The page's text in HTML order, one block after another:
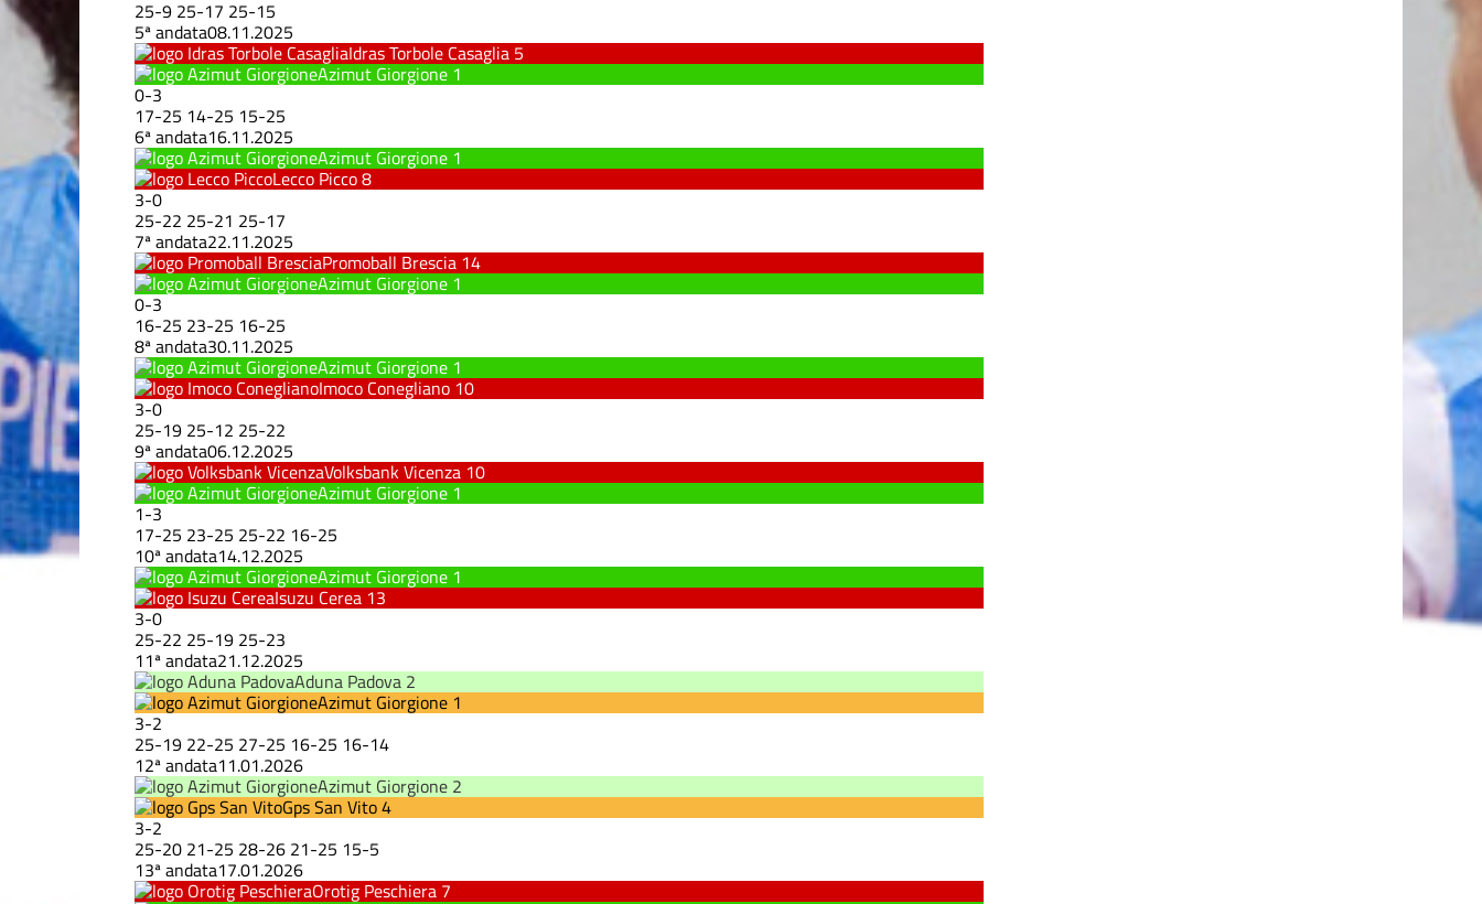
25-9 25-17 25-15
5ª andata08.11.2025
Idras Torbole Casaglia 5
Azimut Giorgione 1
0-3
17-25 14-25 15-25
6ª andata16.11.2025
Azimut Giorgione 1
Lecco Picco8
3-0
25-22 25-21 25-17
7ª andata22.11.2025
Promoball Brescia 14
Azimut Giorgione 1
0-3
16-25 23-25 16-25
8ª andata30.11.2025
Azimut Giorgione 1
Imoco Conegliano 10
3-0
25-19 25-12 25-22
9ª andata06.12.2025
Volksbank Vicenza 10
Azimut Giorgione 1
1-3
17-25 23-25 25-22 16-25
10ª andata14.12.2025
Azimut Giorgione 1
Isuzu Cerea 13
3-0
25-22 25-19 25-23
11ª andata21.12.2025
Aduna Padova 2
Azimut Giorgione 1
3-2
25-19 22-25 27-25 16-25 16-14
12ª andata11.01.2026
Azimut Giorgione 2
Gps San Vito4
3-2
25-20 21-25 28-26 21-25 15-5
13ª andata17.01.2026
Orotig Peschiera 7